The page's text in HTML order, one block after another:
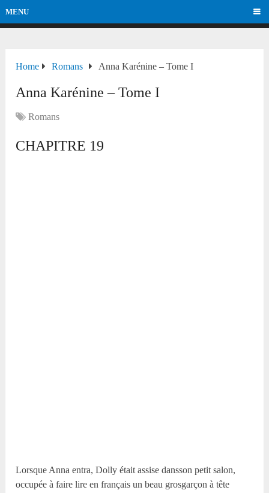
MENU
Home Romans Anna Karénine – Tome I
Anna Karénine – Tome I
Romans
CHAPITRE 19
Lorsque Anna entra, Dolly était assise dansson petit salon,
occupée à faire lire en français un beau grosgarçon à tête